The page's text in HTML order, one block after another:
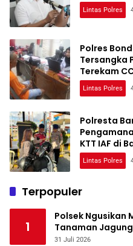
Lintas Polres
Polres
Tersangka
Terekam
Lintas Polres
Polresta
KTT IAF di
Lintas Polres
Terpopuler
1
Polsek Ngusikan
Tanaman
melalui Polres
31 Juli 2026